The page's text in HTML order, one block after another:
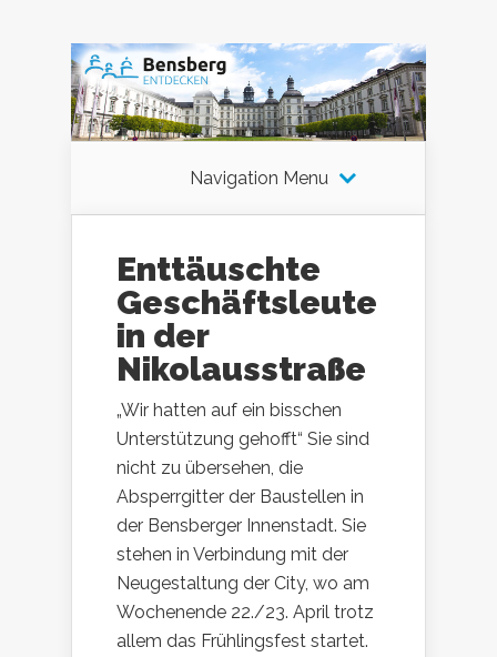
Navigation Menu
Enttäuschte
Geschäftsleute
in der
Nikolausstraße
„Wir hatten auf ein bisschen
Unterstützung gehofft“ Sie sind
nicht zu übersehen, die
Absperrgitter der Baustellen in
der Bensberger Innenstadt. Sie
stehen in Verbindung mit der
Neugestaltung der City, wo am
Wochenende 22./23. April trotz
allem das Frühlingsfest startet.